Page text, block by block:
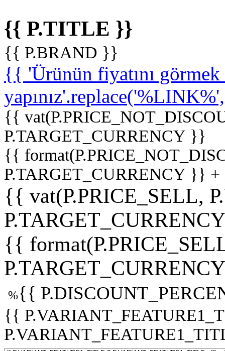
{{ P.TITLE }}
{{ P.BRAND }}
{{ 'Ürünün fiyatını
{{
P.TARGET_CURRENCY }}
{{
P.TARGET_CURRENCY }}
{{ vat(P.PRICE_SELL,
{{
%{{
{{